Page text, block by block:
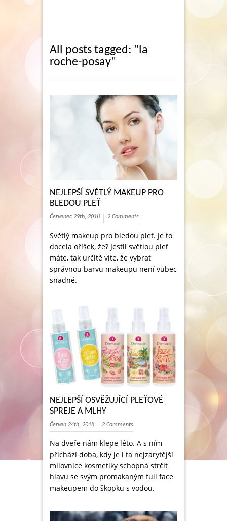
All posts tagged: "la
roche-posay"
NEJLEPŠÍ SVĚTLÝ MAKEUP PRO
BLEDOU PLEŤ
Červenec 29th, 2018 2 Comments
Světlý makeup pro bledou pleť. Je to
docela oříšek, že? Jestli světlou pleť
máte, tak určitě víte, že vybrat
správnou barvu makeupu není vůbec
snadné.
NEJLEPŠÍ OSVĚŽUJÍCÍ PLEŤOVÉ
SPREJE A MLHY
Červen 24th, 2018 2 Comments
Na dveře nám klepe léto. A s ním
přichází doba, kdy je i ta nejzarytější
milovnice kosmetiky schopná strčit
hlavu se svým promakaným full face
makeupem do škopku s vodou.